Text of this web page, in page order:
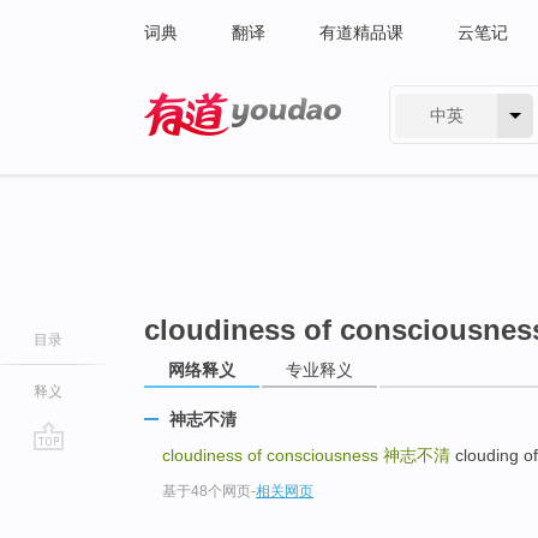
词典 翻译 有道精品课 云笔记
中英
目录
释义
cloudiness of
网络释义 专业释义
神志不清
cloudiness of consciousness 神志不清 clouding
基于48个网页-相关网页